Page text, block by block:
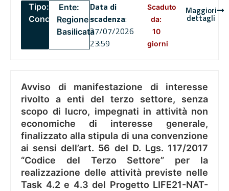
Tipo:
Concorsi
Ente:
Regione
Basilicata
Data di
scadenza:
27/07/2026
23:59
Scaduto
da:
10
giorni
Maggiori
dettagli
Avviso di manifestazione di interesse
rivolto a enti del terzo settore, senza
scopo di lucro, impegnati in attività non
economiche di interesse generale,
finalizzato alla stipula di una convenzione
ai sensi dell’art. 56 del D. Lgs. 117/2017
“Codice del Terzo Settore” per la
realizzazione delle attività previste nelle
Task 4.2 e 4.3 del Progetto LIFE21-NAT-